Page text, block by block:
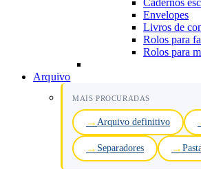
Cadernos
Envelopes
Livros de
Rolos para
Rolos para
Arquivo
MAIS PROCURADAS
Arquivo definitivo
Separadores